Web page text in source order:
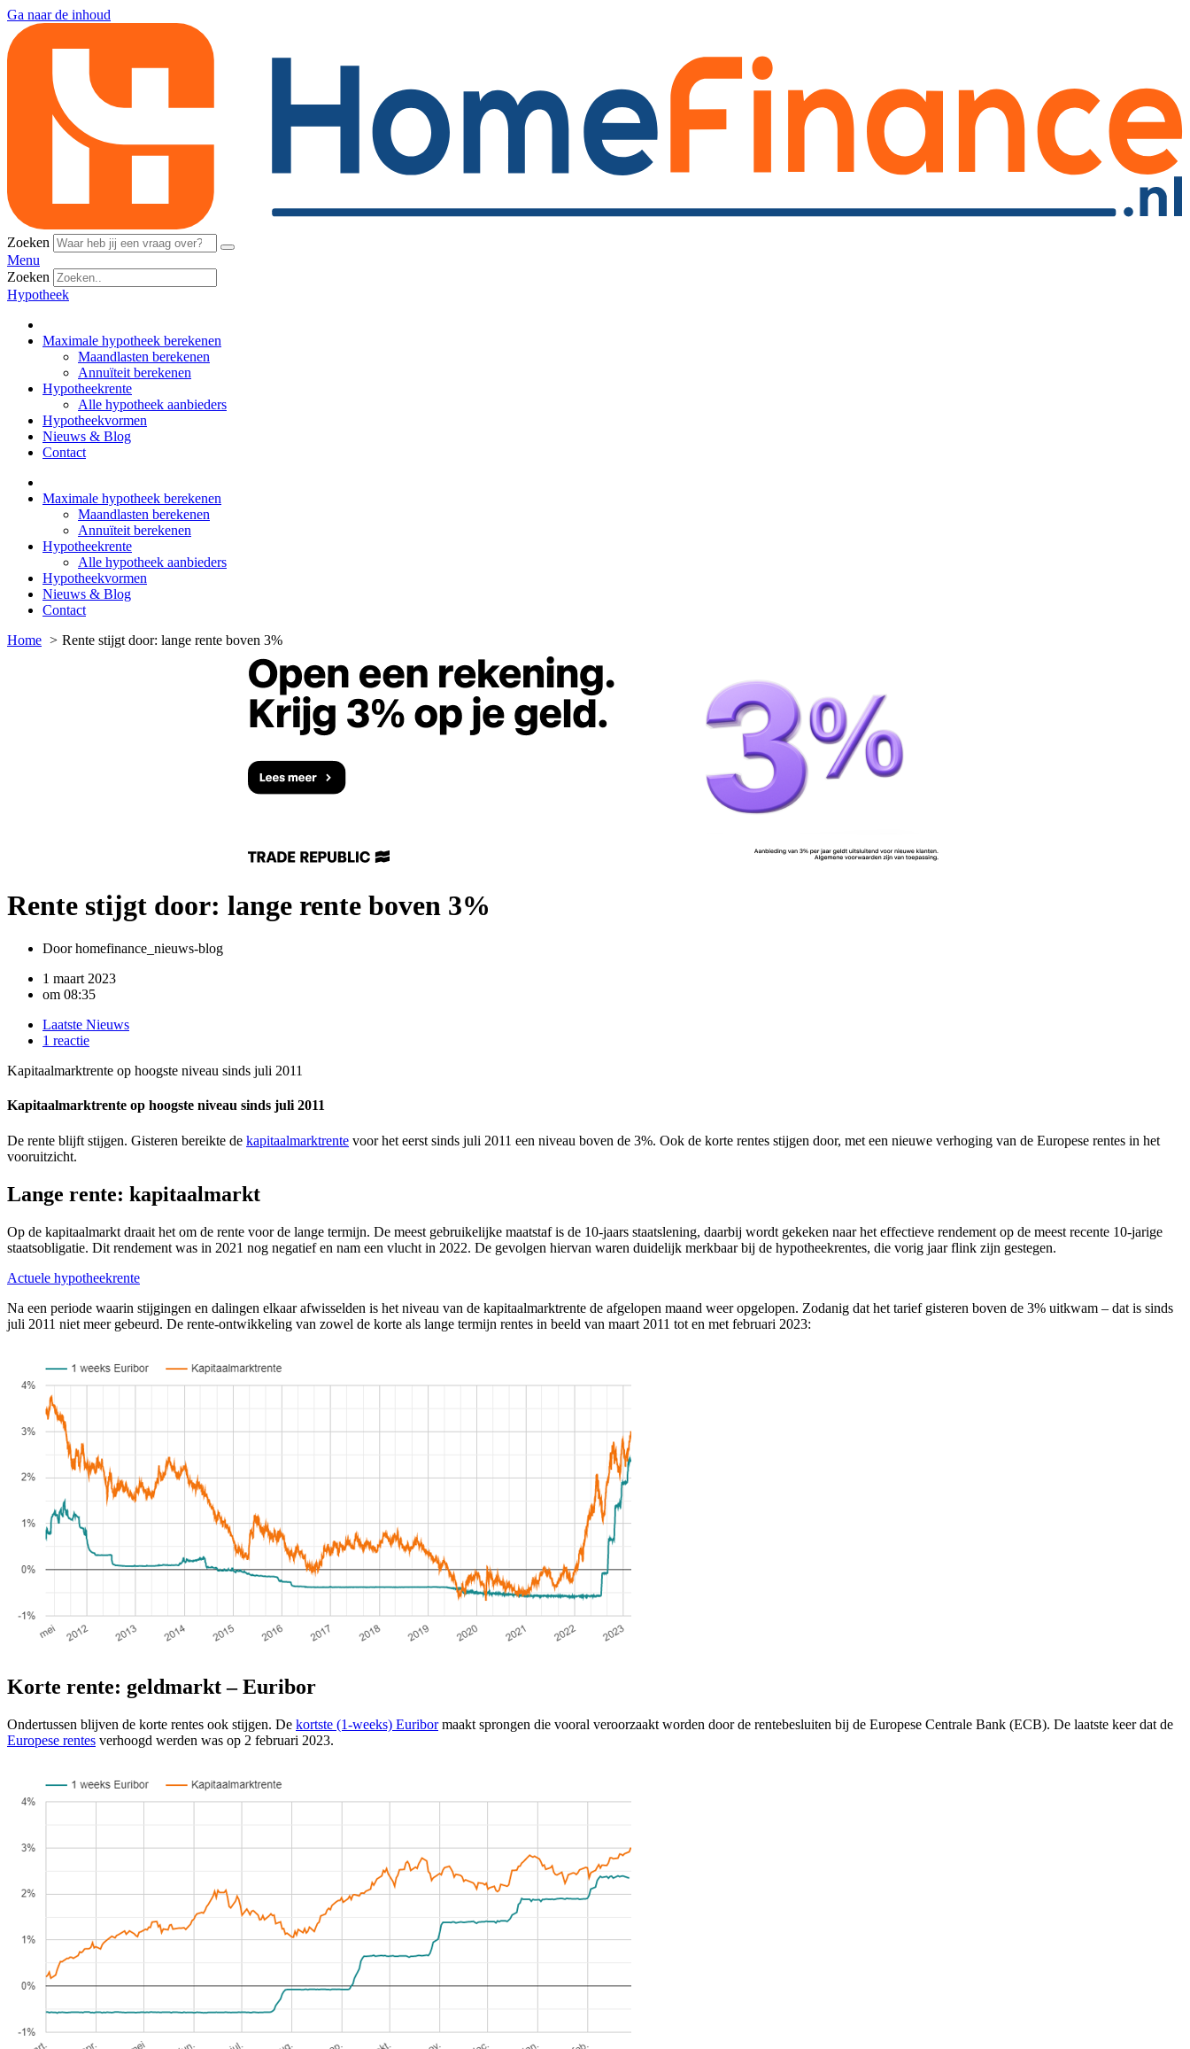
Ga naar de inhoud
Zoeken
Menu
Zoeken
Hypotheek
Maximale hypotheek berekenen
Maandlasten berekenen
Annuïteit berekenen
Hypotheekrente
Alle hypotheek aanbieders
Hypotheekvormen
Nieuws & Blog
Contact
Maximale hypotheek berekenen
Maandlasten berekenen
Annuïteit berekenen
Hypotheekrente
Alle hypotheek aanbieders
Hypotheekvormen
Nieuws & Blog
Contact
Home
Rente stijgt door: lange rente boven 3%
Rente stijgt door: lange rente boven 3%
Doorhomefinance_nieuws-blog
1 maart 2023
om 08:35
Laatste Nieuws
1 reactie
Kapitaalmarktrente op hoogste niveau sinds juli 2011
Kapitaalmarktrente op hoogste niveau sinds juli 2011
De rente blijft stijgen. Gisteren bereikte de kapitaalmarktrente voor het eerst sinds juli 2011 een niveau boven de 3%. Ook de korte rentes stijgen door, met een nieuwe verhoging van de Europese rentes in het
vooruitzicht.
Lange rente: kapitaalmarkt
Op de kapitaalmarkt draait het om de rente voor de lange termijn. De meest gebruikelijke maatstaf is de 10-jaars staatslening, daarbij wordt gekeken naar het effectieve rendement op de meest recente 10-jarige
staatsobligatie. Dit rendement was in 2021 nog negatief en nam een vlucht in 2022. De gevolgen hiervan waren duidelijk merkbaar bij de hypotheekrentes, die vorig jaar flink zijn gestegen.
Actuele hypotheekrente
Na een periode waarin stijgingen en dalingen elkaar afwisselden is het niveau van de kapitaalmarktrente de afgelopen maand weer opgelopen. Zodanig dat het tarief gisteren boven de 3% uitkwam – dat is sinds
juli 2011 niet meer gebeurd. De rente-ontwikkeling van zowel de korte als lange termijn rentes in beeld van maart 2011 tot en met februari 2023:
Korte rente: geldmarkt – Euribor
Ondertussen blijven de korte rentes ook stijgen. De kortste (1-weeks) Euribormaakt sprongen die vooral veroorzaakt worden door de rentebesluiten bij de Europese Centrale Bank (ECB). De laatste keer dat de
Europese rentes verhoogd werden was op 2 februari 2023.